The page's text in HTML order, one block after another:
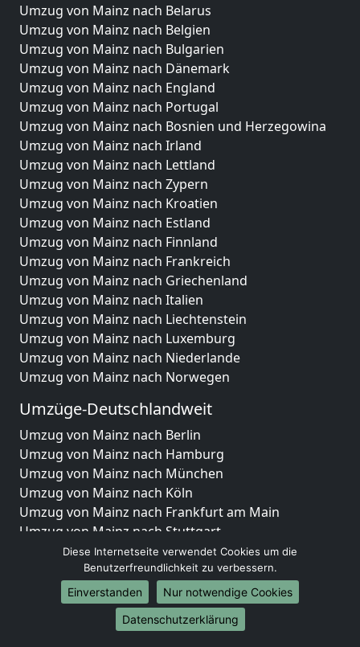
Umzug von Mainz nach Belarus
Umzug von Mainz nach Belgien
Umzug von Mainz nach Bulgarien
Umzug von Mainz nach Dänemark
Umzug von Mainz nach England
Umzug von Mainz nach Portugal
Umzug von Mainz nach Bosnien und Herzegowina
Umzug von Mainz nach Irland
Umzug von Mainz nach Lettland
Umzug von Mainz nach Zypern
Umzug von Mainz nach Kroatien
Umzug von Mainz nach Estland
Umzug von Mainz nach Finnland
Umzug von Mainz nach Frankreich
Umzug von Mainz nach Griechenland
Umzug von Mainz nach Italien
Umzug von Mainz nach Liechtenstein
Umzug von Mainz nach Luxemburg
Umzug von Mainz nach Niederlande
Umzug von Mainz nach Norwegen
Umzüge-Deutschlandweit
Umzug von Mainz nach Berlin
Umzug von Mainz nach Hamburg
Umzug von Mainz nach München
Umzug von Mainz nach Köln
Umzug von Mainz nach Frankfurt am Main
Umzug von Mainz nach Stuttgart
Umzug von Mainz nach Düsseldorf
Umzug von Mainz nach Leipzig
Umzug von Mainz nach Dortmund
Umzug von Mainz nach Essen
Umzug von Mainz nach Bremen
Diese Internetseite verwendet Cookies um die
Benutzerfreundlichkeit zu verbessern.
Einverstanden
Nur notwendige Cookies
Datenschutzerklärung